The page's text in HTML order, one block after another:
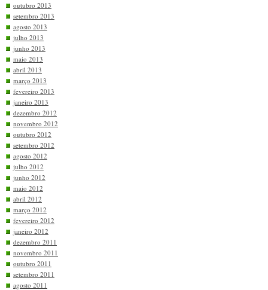
outubro 2013
setembro 2013
agosto 2013
julho 2013
junho 2013
maio 2013
abril 2013
março 2013
fevereiro 2013
janeiro 2013
dezembro 2012
novembro 2012
outubro 2012
setembro 2012
agosto 2012
julho 2012
junho 2012
maio 2012
abril 2012
março 2012
fevereiro 2012
janeiro 2012
dezembro 2011
novembro 2011
outubro 2011
setembro 2011
agosto 2011